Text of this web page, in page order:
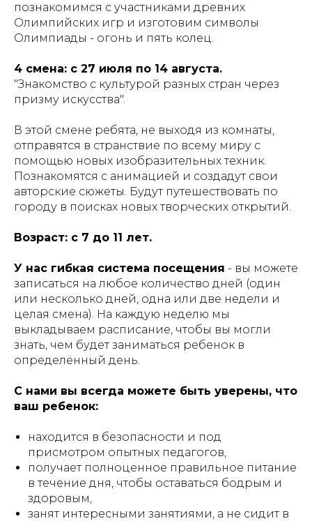
познакомимся с участниками древних
Олимпийских игр и изготовим символы
Олимпиады - огонь и пять колец.
4 смена: с 27 июля по 14 августа.
"Знакомство с культурой разных стран через
призму искусства".
В этой смене ребята, не выходя из комнаты,
отправятся в странствие по всему миру с
помощью новых изобразительных техник.
Познакомятся с анимацией и создадут свои
авторские сюжеты. Будут путешествовать по
городу в поисках новых творческих открытий.
Возраст: с 7 до 11 лет.
У нас гибкая система посещения - вы можете
записаться на любое количество дней (один
или несколько дней, одна или две недели и
целая смена). На каждую неделю мы
выкладываем расписание, чтобы вы могли
знать, чем будет заниматься ребенок в
определённый день.
С нами вы всегда можете быть уверены, что
ваш ребенок:
находится в безопасности и под
присмотром опытных педагогов,
получает полноценное правильное питание
в течение дня, чтобы оставаться бодрым и
здоровым,
занят интересными занятиями, а не сидит в